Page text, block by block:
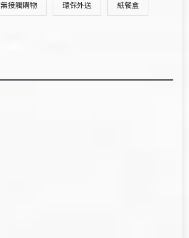
無接觸購物 環保外送 紙餐盒